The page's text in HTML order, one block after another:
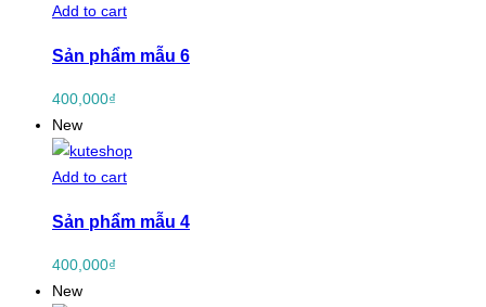
Add to cart
Sản phẩm mẫu 6
400,000₫
New
Add to cart
Sản phẩm mẫu 4
400,000₫
New